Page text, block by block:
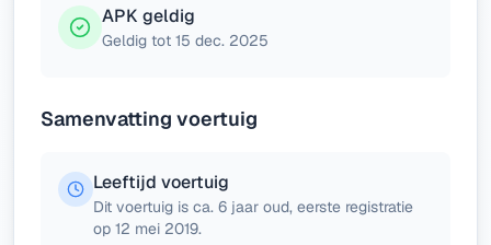
APK geldig
Geldig tot 15 dec. 2025
Samenvatting voertuig
Leeftijd voertuig
Dit voertuig is ca. 6 jaar oud, eerste registratie
op 12 mei 2019.